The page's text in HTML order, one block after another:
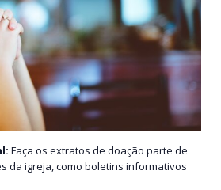
Faça os extratos de doação parte de
da igreja, como boletins informativos